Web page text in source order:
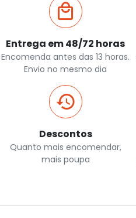
Entrega em 48/72 horas
Encomenda antes das 13 horas.
Envio no mesmo dia
Descontos
Quanto mais encomendar,
mais poupa